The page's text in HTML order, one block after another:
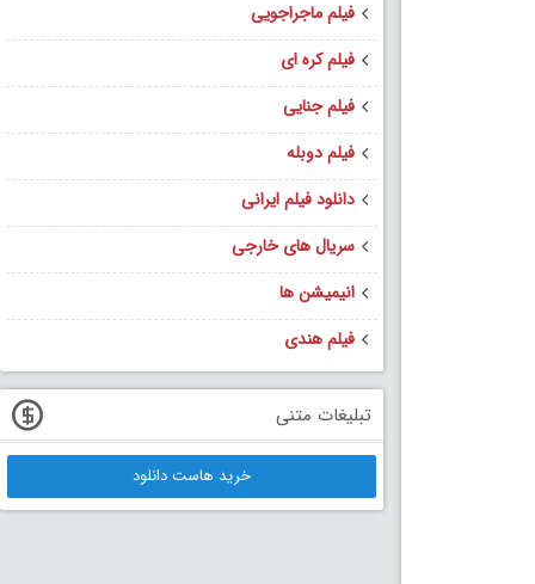
فیلم ماجراجویی
فیلم کره ای
فیلم جنایی
فیلم دوبله
دانلود فیلم ایرانی
سریال های خارجی
انیمیشن ها
فیلم هندی
تبلیغات متنی
خرید هاست دانلود